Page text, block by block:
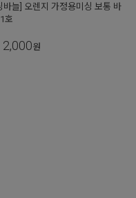
바늘] 오렌지 가정용미싱 보통 바
호
2,000원